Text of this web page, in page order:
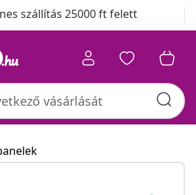
szállítás 25000 ft felett